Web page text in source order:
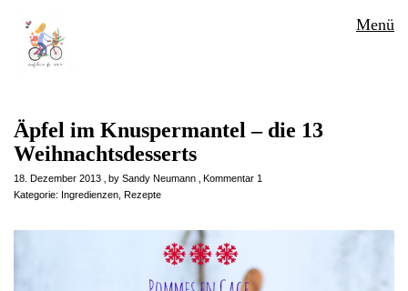
Menü
Äpfel im Knuspermantel – die 13
Weihnachtsdesserts
18. Dezember 2013 by Sandy Neumann
Kommentar 1
Kategorie: Ingredienzen Rezepte